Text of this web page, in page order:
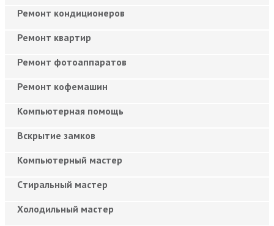
Ремонт кондиционеров
Ремонт квартир
Ремонт фотоаппаратов
Ремонт кофемашин
Компьютерная помощь
Вскрытие замков
Компьютерный мастер
Cтиральный мастер
Холодильный мастер